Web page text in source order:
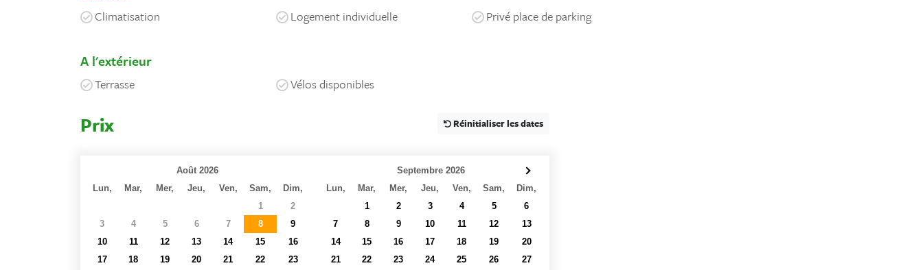
Climatisation Logement individuelle Privé place de parking
A l'extérieur
Terrasse Vélos disponibles
Prix Réinitialiser les dates
Août 2026
Lun,
Mar, Mer, Jeu, Ven, Sam,
Dim,
1
2
3
4 5 6 7 8
9
10
11 12 13 14 15
16
17
18 19 20 21 22
23
Septembre 2026
Lun,
Mar, Mer, Jeu, Ven, Sam,
Dim,
1 2 3 4 5
6
7
8 9 10 11 12
13
14
15 16 17 18 19
20
21
22 23 24 25 26
27